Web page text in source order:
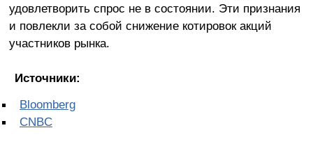
удовлетворить спрос не в состоянии. Эти признания
и повлекли за собой снижение котировок акций
участников рынка.
Источники:
Bloomberg
CNBC